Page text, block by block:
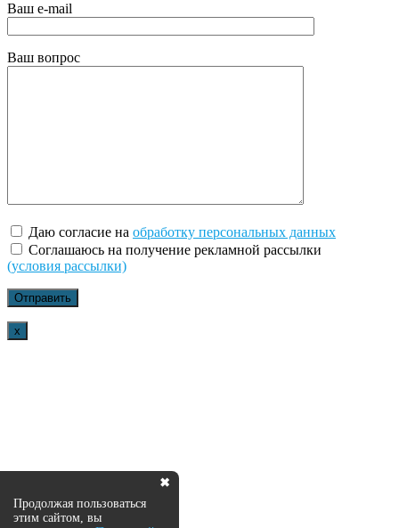
✖
Продолжая пользоваться
этим сайтом, вы
Ваш e-mail
Ваш вопрос
Даю согласие на обработку персональных данных
Соглашаюсь на получение рекламной рассылки
(условия рассылки)
x